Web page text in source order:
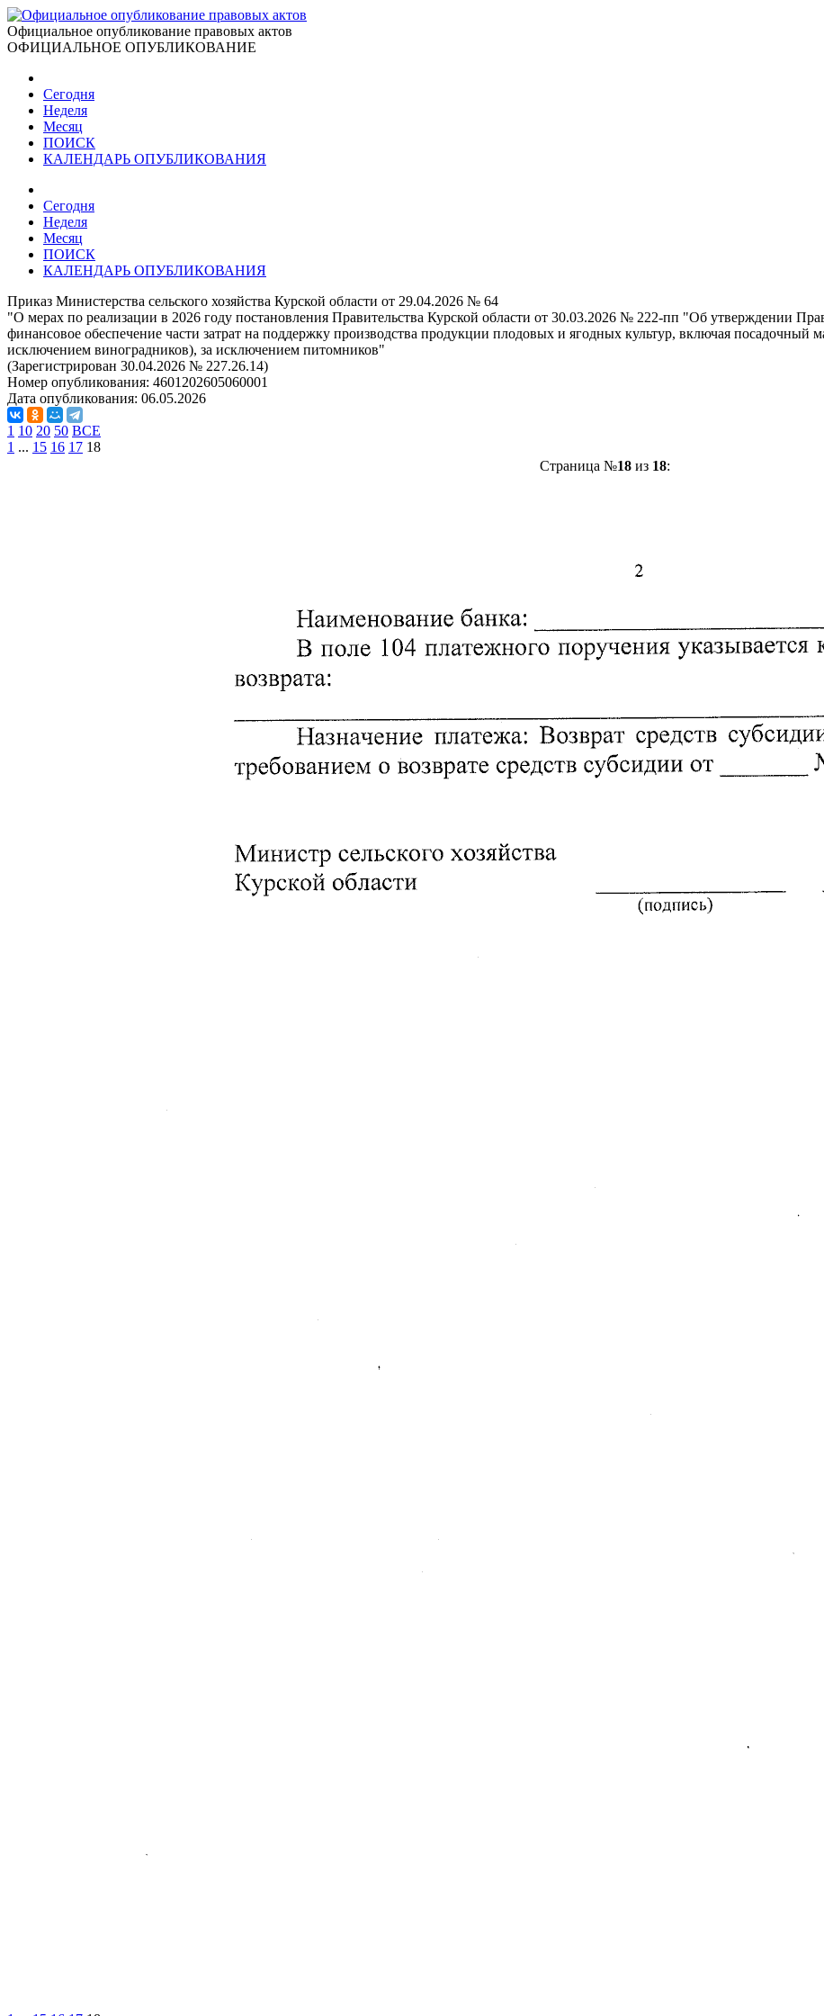
Официальное опубликование правовых актов
ОФИЦИАЛЬНОЕ ОПУБЛИКОВАНИЕ
Сегодня
Неделя
Месяц
ПОИСК
КАЛЕНДАРЬ ОПУБЛИКОВАНИЯ
Сегодня
Неделя
Месяц
ПОИСК
КАЛЕНДАРЬ ОПУБЛИКОВАНИЯ
Приказ Министерства сельского хозяйства Курской области от 29.04.2026 № 64
"О мерах по реализации в 2026 году постановления Правительства Курской области от 30.03.2026 № 222-пп "Об утверждении
финансовое обеспечение части затрат на поддержку производства продукции плодовых и ягодных культур, включая посадочный
исключением виноградников), за исключением питомников"
(Зарегистрирован 30.04.2026 № 227.26.14)
Номер опубликования: 4601202605060001
Дата опубликования: 06.05.2026
1 10 20 50 ВСЕ
1 ... 15 16 17 18
Страница №18из 18: